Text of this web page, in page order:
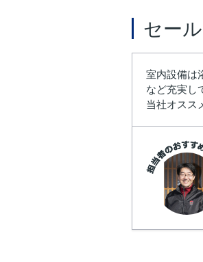
セー
室内設備は
など充実し
当社オスス